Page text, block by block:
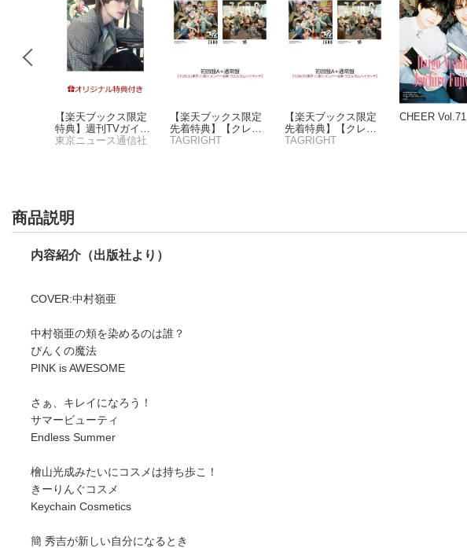
【楽天ブックス限定
特典】週刊TVガイド
関西版 2026年10月3
東京ニュース通信社
【楽天ブックス限定
先着特典】【クレジ
ットカード決済限
TAGRIGHT
【楽天ブックス限定
先着特典】【クレジ
ットカード決済限
TAGRIGHT
CHEER Vol.71
商品説明
内容紹介（出版社より）
COVER:中村嶺亜
中村嶺亜の頬を染めるのは誰？
ぴんくの魔法
PINK is AWESOME
さぁ、キレイになろう！
サマービューティ
Endless Summer
檜山光成みたいにコスメは持ち歩こ！
きーりんぐコスメ
Keychain Cosmetics
簡 秀吉が新しい自分になるとき